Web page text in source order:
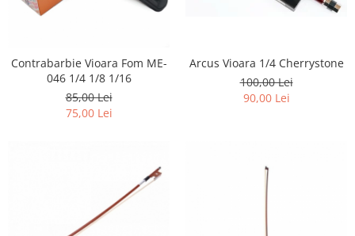
Contrabarbie Vioara Fom ME-
046 1/4 1/8 1/16
85,00 Lei
75,00 Lei
Arcus Vioara 1/4 Cherrystone
100,00 Lei
90,00 Lei